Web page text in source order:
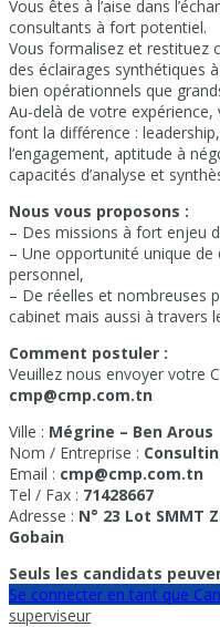
Vous êtes à l’aise dans
consultants à fort potentiel.
Vous formalisez et restituez
des éclairages synthétiques
bien opérationnels que
Au-delà de votre
font la différence :
l’engagement, aptitude à
capacités d’analyse et
Nous vous proposons :
– Des missions à fort enjeu
– Une opportunité unique
personnel,
– De réelles et nombreuses
cabinet mais aussi à travers
Comment postuler :
Veuillez nous envoyer votre
cmp@cmp.com.tn
Ville : Mégrine – Ben Arous
Nom / Entreprise :
Email : cmp@cmp.com.tn
Tel / Fax : 71428667
Adresse : N° 23 Lot SMMT
Gobain
Seuls les candidats
Se connecter en tant que
superviseur